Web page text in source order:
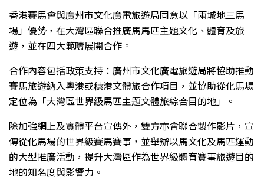
香港賽馬會與廣州市文化廣電旅遊局同意以「兩城地三馬
場」優勢，在大灣區聯合推廣馬馬匹主題文化、體育及旅
遊，並在四大範疇展開合作。
合作內容包括政策支持：廣州市文化廣電旅遊局將協助推動
賽馬旅遊納入粵港或穗港文體旅合作項目，並協助從化馬場
定位為「大灣區世界級馬匹主題文體旅綜合目的地」。
除加強網上及實體平台宣傳外，雙方亦會聯合製作影片，宣
傳從化馬場的世界級賽馬賽事，並舉辦以馬文化及馬匹運動
的大型推廣活動，提升大灣區作為世界級體育賽事旅遊目的
地的知名度與影響力。